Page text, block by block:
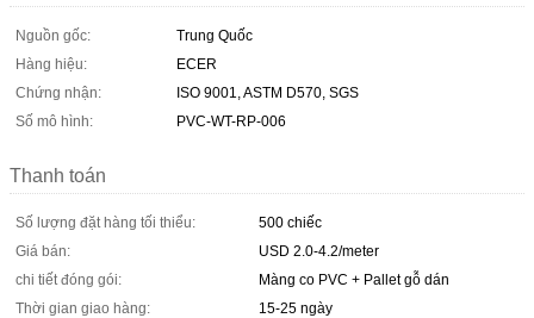
Nguồn gốc:
Trung Quốc
Hàng hiệu:
ECER
Chứng nhận:
ISO 9001, ASTM D570, SGS
Số mô hình:
PVC-WT-RP-006
Thanh toán
Số lượng đặt hàng tối thiểu:
500 chiếc
Giá bán:
USD 2.0-4.2/meter
chi tiết đóng gói:
Màng co PVC + Pallet gỗ dán
Thời gian giao hàng:
15-25 ngày